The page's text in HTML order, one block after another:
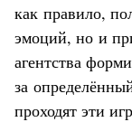
как правило,
эмоций, но и
агентства
за
проходят эти